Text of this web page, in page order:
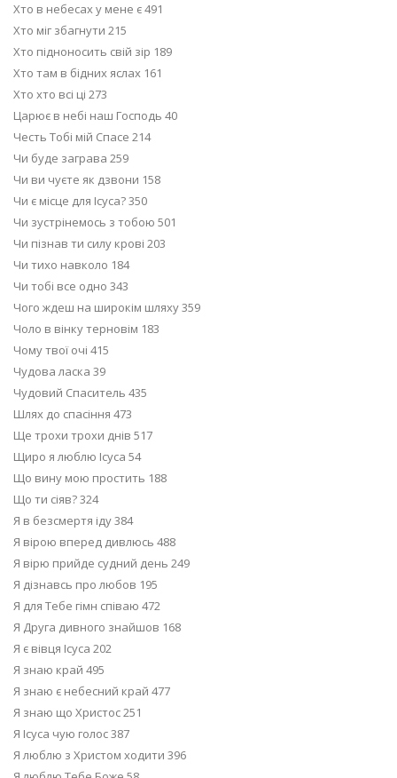
Хто в небесах у мене є 491
Хто міг збагнути 215
Хто підноносить свій зір 189
Хто там в бідних яслах 161
Хто хто всі ці 273
Царює в небі наш Господь 40
Честь Тобі мій Спасе 214
Чи буде заграва 259
Чи ви чуєте як дзвони 158
Чи є місце для Ісуса? 350
Чи зустрінемось з тобою 501
Чи пізнав ти силу крові 203
Чи тихо навколо 184
Чи тобі все одно 343
Чого ждеш на широкім шляху 359
Чоло в вінку терновім 183
Чому твої очі 415
Чудова ласка 39
Чудовий Спаситель 435
Шлях до спасіння 473
Ще трохи трохи днів 517
Щиро я люблю Ісуса 54
Що вину мою простить 188
Що ти сіяв? 324
Я в безсмертя іду 384
Я вірою вперед дивлюсь 488
Я вірю прийде судний день 249
Я дізнавсь про любов 195
Я для Тебе гімн співаю 472
Я Друга дивного знайшов 168
Я є вівця Ісуса 202
Я знаю край 495
Я знаю є небесний край 477
Я знаю що Христос 251
Я Ісуса чую голос 387
Я люблю з Христом ходити 396